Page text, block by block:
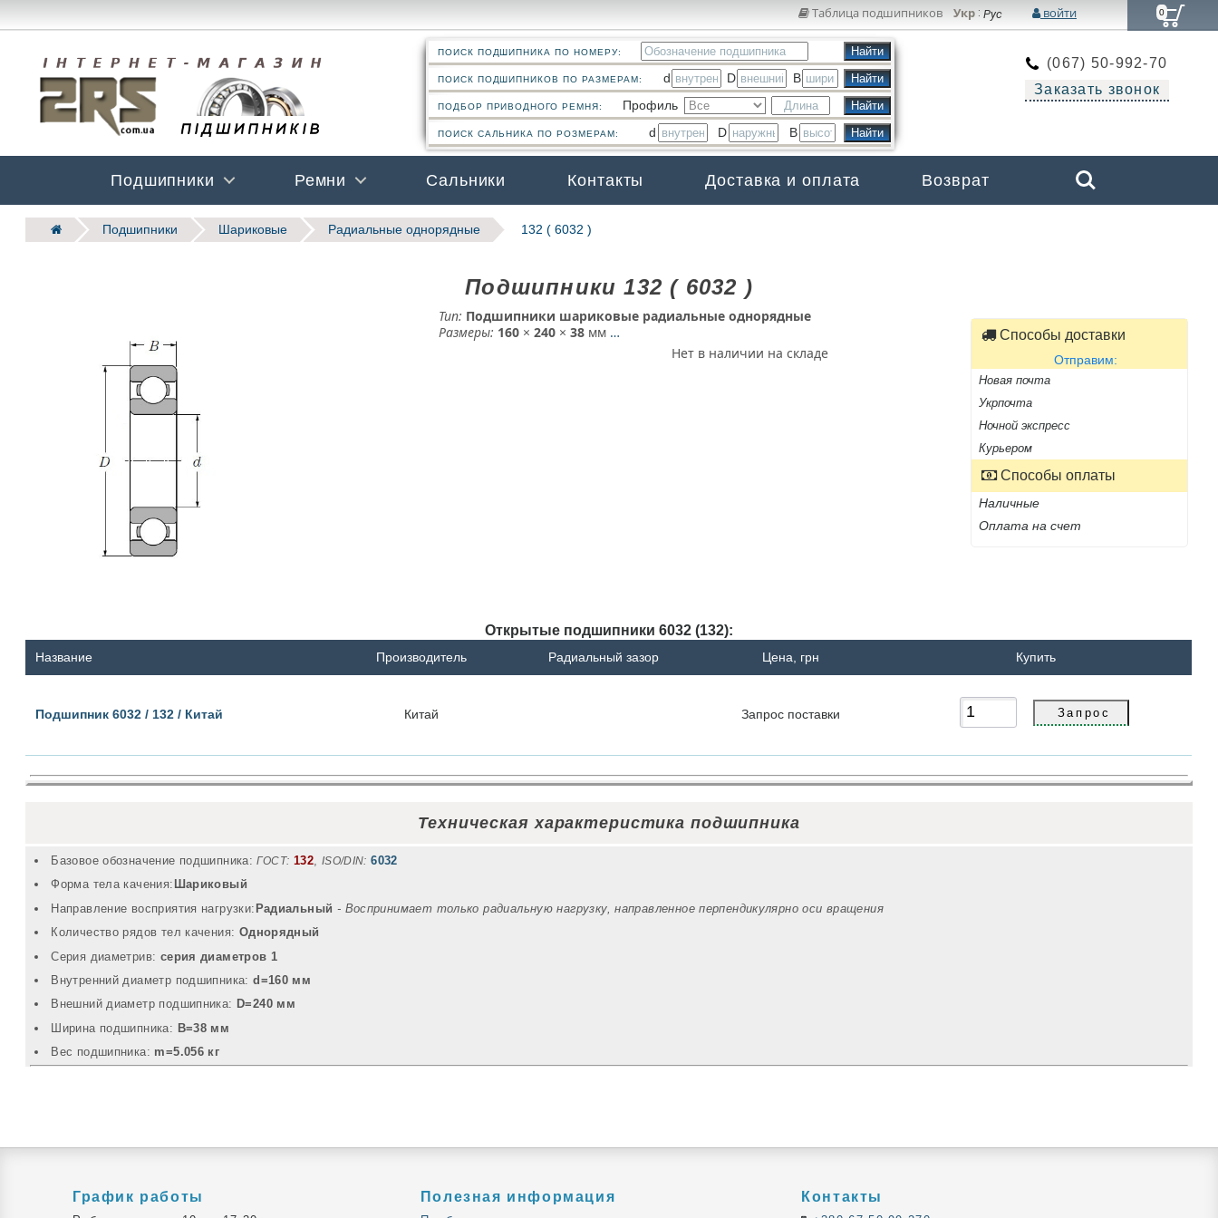
Таблица подшипников Укр: Рус войти
(067) 50-992-70
Заказать звонок
ПОИСК ПОДШИПНИКА ПО НОМЕРУ:
ПОИСК ПОДШИПНИКОВ ПО РАЗМЕРАМ: d D B
ПОДБОР ПРИВОДНОГО РЕМНЯ: Профиль
ПОИСК САЛЬНИКА ПО РОЗМЕРАМ: d D B
Подшипники Ремни Сальники Контакты Доставка и оплата Возврат
Search
0
Подшипники Шариковые Радиальные однорядные 132 ( 6032 )
Подшипники 132 ( 6032 )
Тип: Подшипники шариковые радиальные однорядные
Размеры: 160× 240× 38мм …
Нет в наличии на складе
Способы доставки
Отправим:
Новая почта
Укрпочта
Ночной экспресс
Курьером
Способы оплаты
Наличные
Оплата на счет
Открытые подшипники 6032 (132):
Название Производитель Радиальный зазор Цена, грн Купить
Подшипник 6032 / 132 / Китай Китай Запрос поставки
Техническая характеристика подшипника
Базовое обозначение подшипника: ГОСТ: 132, ISO/DIN: 6032
Форма тела качения: Шариковый
Направление восприятия нагрузки: Радиальный - Воспринимает только радиальную нагрузку, направленное перпендикулярно оси вращения
Количество рядов тел качения: Однорядный
Серия диаметрив: серия диаметров 1
Внутренний диаметр подшипника:d=160 мм
Внешний диаметр подшипника: D=240 мм
Ширина подшипника: B=38 мм
Вec подшипника: m=5.056 кг
График работы Полезная информация Контакты